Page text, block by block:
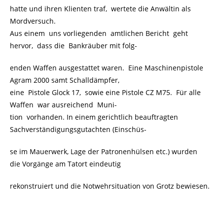
hatte und ihren Klienten traf, wertete die Anwältin als
Mordversuch.
Aus einem uns vorliegenden amtlichen Bericht geht
hervor, dass die Bankräuber mit folg-
enden Waffen ausgestattet waren. Eine Maschinenpistole
Agram 2000 samt Schalldämpfer,
eine Pistole Glock 17, sowie eine Pistole CZ M75. Für alle
Waffen war ausreichend Muni-
tion vorhanden. In einem gerichtlich beauftragten
Sachverständigungsgutachten (Einschüs-
se im Mauerwerk, Lage der Patronenhülsen etc.) wurden
die Vorgänge am Tatort eindeutig
rekonstruiert und die Notwehrsituation von Grotz bewiesen.